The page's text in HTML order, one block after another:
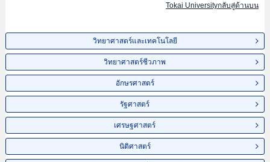
Tokai Universityกลับสู่ด้านบน
วิทยาศาสตร์และเทคโนโลยี
วิทยาศาสตร์ชีวภาพ
อักษรศาสตร์
รัฐศาสตร์
เศรษฐศาสตร์
นิติศาสตร์